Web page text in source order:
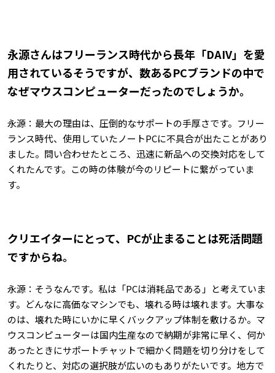
――永源さんはフリーランス時代から長年「DAIV」を愛
用されているそうですが、数あるPCブランドの中で
なぜマウスコンピューターだったのでしょうか。
永源：最大の理由は、圧倒的なサポートの手厚さです。フリー
ランス時代、使用していたノートPCに不具合が出たことがあり
ました。問い合わせたところ、迅速に新品への交換対応をして
くれたんです。この時の体験が今のリピートに繋がっていま
す。
――クリエイターにとって、PCが止まることは死活問題
ですからね。
永源：そうなんです。私は「PCは消耗品である」と考えていま
す。どんなに高価なマシンでも、壊れる時は壊れます。大事な
のは、壊れた時にいかに早くバックアップ体制を敷けるか。マ
ウスコンピューターは国内生産なので納期が非常に早く、何か
あったときにサポートチャットで細かく問題を切り分けをして
くれたりと、対応の選択肢が広いのもありがたいです。地方で